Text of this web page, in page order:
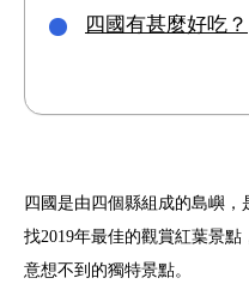
四國有甚麼好吃？
四國是由四個縣組成的島嶼
找2019年最佳的觀賞紅葉景
意想不到的獨特景點。